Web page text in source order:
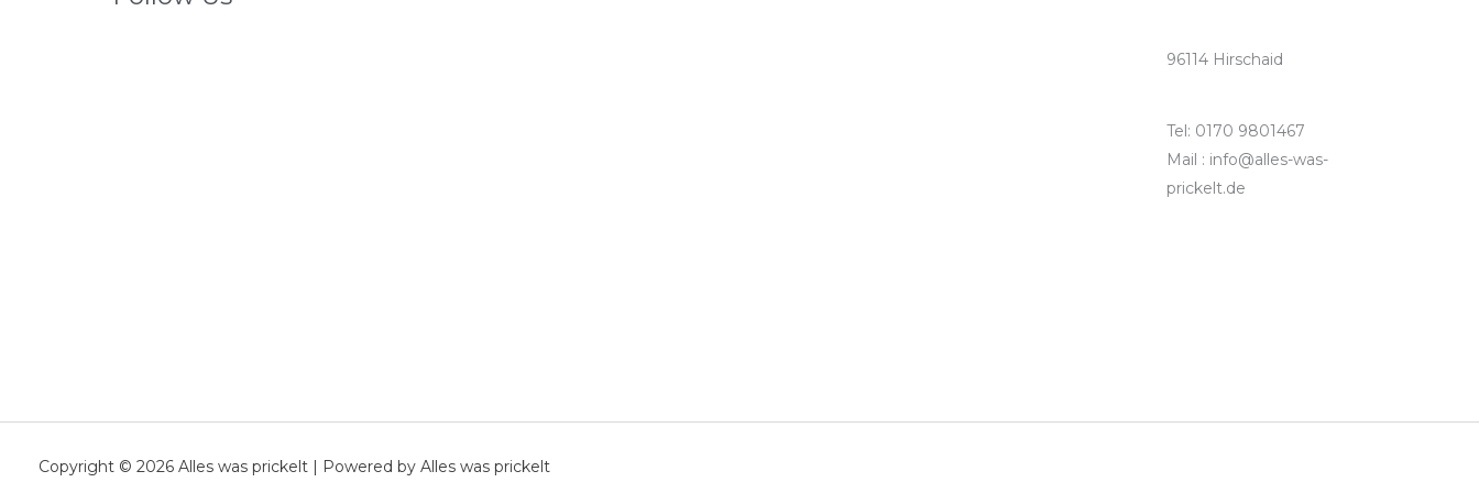
96114 Hirschaid
Tel: 0170 9801467
Mail : info@alles-was-
prickelt.de
Copyright © 2026 Alles was prickelt | Powered by Alles was prickelt